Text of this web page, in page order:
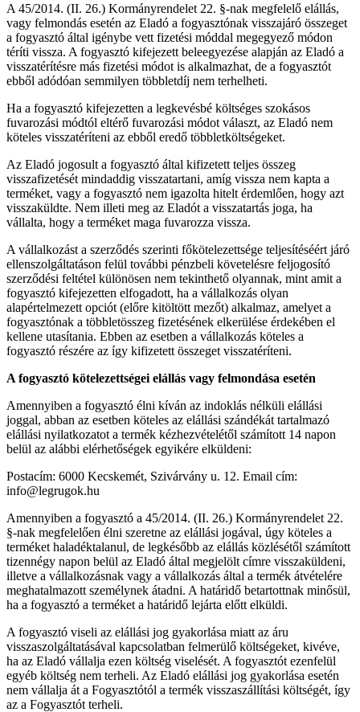
A 45/2014. (II. 26.) Kormányrendelet 22. §-nak megfelelő elállás,
vagy felmondás esetén az Eladó a fogyasztónak visszajáró összeget
a fogyasztó által igénybe vett fizetési móddal megegyező módon
téríti vissza. A fogyasztó kifejezett beleegyezése alapján az Eladó a
visszatérítésre más fizetési módot is alkalmazhat, de a fogyasztót
ebből adódóan semmilyen többletdíj nem terhelheti.
Ha a fogyasztó kifejezetten a legkevésbé költséges szokásos
fuvarozási módtól eltérő fuvarozási módot választ, az Eladó nem
köteles visszatéríteni az ebből eredő többletköltségeket.
Az Eladó jogosult a fogyasztó által kifizetett teljes összeg
visszafizetését mindaddig visszatartani, amíg vissza nem kapta a
terméket, vagy a fogyasztó nem igazolta hitelt érdemlően, hogy azt
visszaküldte. Nem illeti meg az Eladót a visszatartás joga, ha
vállalta, hogy a terméket maga fuvarozza vissza.
A vállalkozást a szerződés szerinti főkötelezettsége teljesítéséért járó
ellenszolgáltatáson felül további pénzbeli követelésre feljogosító
szerződési feltétel különösen nem tekinthető olyannak, mint amit a
fogyasztó kifejezetten elfogadott, ha a vállalkozás olyan
alapértelmezett opciót (előre kitöltött mezőt) alkalmaz, amelyet a
fogyasztónak a többletösszeg fizetésének elkerülése érdekében el
kellene utasítania. Ebben az esetben a vállalkozás köteles a
fogyasztó részére az így kifizetett összeget visszatéríteni.
A fogyasztó kötelezettségei elállás vagy felmondása esetén
Amennyiben a fogyasztó élni kíván az indoklás nélküli elállási
joggal, abban az esetben köteles az elállási szándékát tartalmazó
elállási nyilatkozatot a termék kézhezvételétől számított 14 napon
belül az alábbi elérhetőségek egyikére elküldeni:
Postacím: 6000 Kecskemét, Szivárvány u. 12. Email cím:
info@legrugok.hu
Amennyiben a fogyasztó a 45/2014. (II. 26.) Kormányrendelet 22.
§-nak megfelelően élni szeretne az elállási jogával, úgy köteles a
terméket haladéktalanul, de legkésőbb az elállás közlésétől számított
tizennégy napon belül az Eladó által megjelölt címre visszaküldeni,
illetve a vállalkozásnak vagy a vállalkozás által a termék átvételére
meghatalmazott személynek átadni. A határidő betartottnak minősül,
ha a fogyasztó a terméket a határidő lejárta előtt elküldi.
A fogyasztó viseli az elállási jog gyakorlása miatt az áru
visszaszolgáltatásával kapcsolatban felmerülő költségeket, kivéve,
ha az Eladó vállalja ezen költség viselését. A fogyasztót ezenfelül
egyéb költség nem terheli. Az Eladó elállási jog gyakorlása esetén
nem vállalja át a Fogyasztótól a termék visszaszállítási költségét, így
az a Fogyasztót terheli.